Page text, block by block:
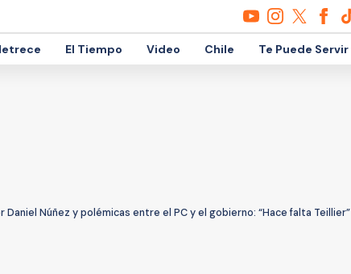
El Tiempo Video Chile Te Puede Servir
Daniel Núñez y polémicas entre el PC y el gobierno: “Hace falta Teillier”